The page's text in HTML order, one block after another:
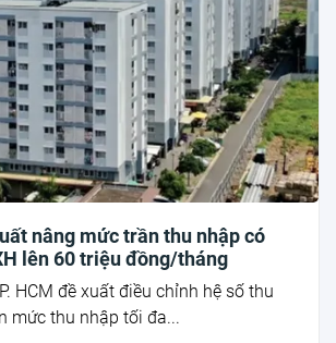
nâng mức trần thu nhập có
lên 60 triệu đồng/tháng
HCM đề xuất điều chỉnh hệ số thu
mức thu nhập tối đa...